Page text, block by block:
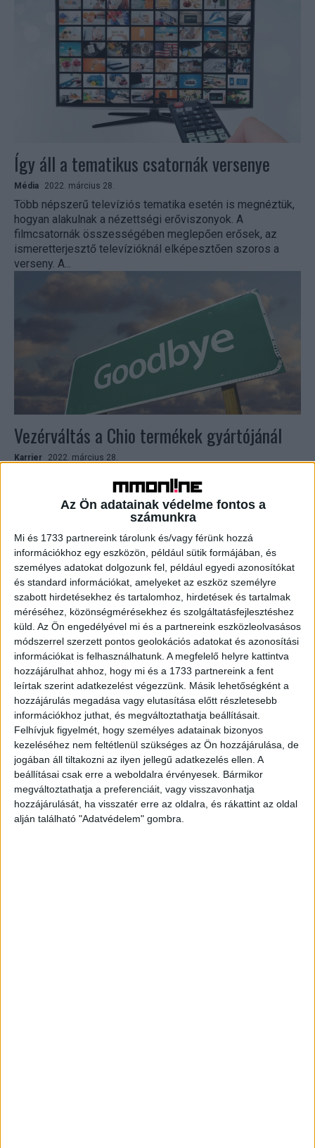
Az Ön adatainak védelme fontos a
számunkra
Mi és 1733 partnereink tárolunk és/vagy férünk hozzá
információkhoz egy eszközön, például sütik formájában, és
személyes adatokat dolgozunk fel, például egyedi azonosítókat
és standard információkat, amelyeket az eszköz személyre
szabott hirdetésekhez és tartalomhoz, hirdetések és tartalmak
méréséhez, közönségmérésekhez és szolgáltatásfejlesztéshez
küld. Az Ön engedélyével mi és a partnereink eszközleolvasásos
módszerrel szerzett pontos geolokációs adatokat és azonosítási
információkat is felhasználhatunk. A megfelelő helyre kattintva
hozzájárulhat ahhoz, hogy mi és a 1733 partnereink a fent
leírtak szerint adatkezelést végezzünk. Másik lehetőségként a
hozzájárulás megadása vagy elutasítása előtt részletesebb
információkhoz juthat, és megváltoztathatja beállításait.
Felhívjuk figyelmét, hogy személyes adatainak bizonyos
kezeléséhez nem feltétlenül szükséges az Ön hozzájárulása, de
jogában áll tiltakozni az ilyen jellegű adatkezelés ellen. A
beállításai csak erre a weboldalra érvényesek. Bármikor
megváltoztathatja a preferenciáit, vagy visszavonhatja
hozzájárulását, ha visszatér erre az oldalra, és rákattint az oldal
alján található "Adatvédelem" gombra.
Így áll a tematikus csatornák versenye
Média 2022. március 28.
Több népszerű televíziós tematika esetén is megnéztük,
hogyan alakulnak a nézettségi erőviszonyok. A
filmcsatornák összességében meglepően erősek, az
ismeretterjesztő televízióknál elképesztően szoros a
verseny. A...
Vezérváltás a Chio termékek gyártójánál
Karrier 2022. március 28.
13 év után távozik a Chio termékeket gyártó Intersnack
Magyarország ügyvezetői posztjáról Merkler Róbert. A
szakember 2009-ben érkezett a vállalathoz, ahol először
Meghekkelték a magyar kormánybarát
sajtó egy részét
2022. március 28.
Kormánykritikus tartalmak jelentek meg több kormánybarát
weboldalon is hétfő reggel, a felületek meghekkelése
mögött valószínűleg az Anonymus nemzetközi
hekkercsoport áll. Az érintett felületek -...